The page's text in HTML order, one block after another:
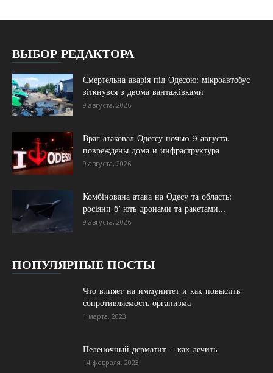
ВЫБОР РЕДАКТОРА
Смертельна аварія під Одесою: мікроавтобус
зіткнувся з двома вантажівками
9 августа, 2026
Враг атаковал Одессу ночью 9 августа,
повреждены дома и инфраструктура
9 августа, 2026
Комбінована атака на Одесу та область:
росіяни бʼють дронами та ракетами...
9 августа, 2026
ПОПУЛЯРНЫЕ ПОСТЫ
Что влияет на иммунитет и как повысить
сопротивляемость организма
1 марта, 2023
Пеленочный дерматит – как лечить
14 февраля, 2023